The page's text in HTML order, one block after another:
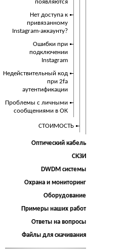
появляются
Нет доступа к
привязанному
Instagram-аккаунту?
Ошибки при
подключении
Instagram
Недействительный код
при 2fa
аутентификации
Проблемы с личными
сообщениями в ОК
СТОИМОСТЬ
Оптический кабель
СКЗИ
DWDM системы
Охрана и мониторинг
Оборудование
Примеры наших работ
Ответы на вопросы
Файлы для скачивания